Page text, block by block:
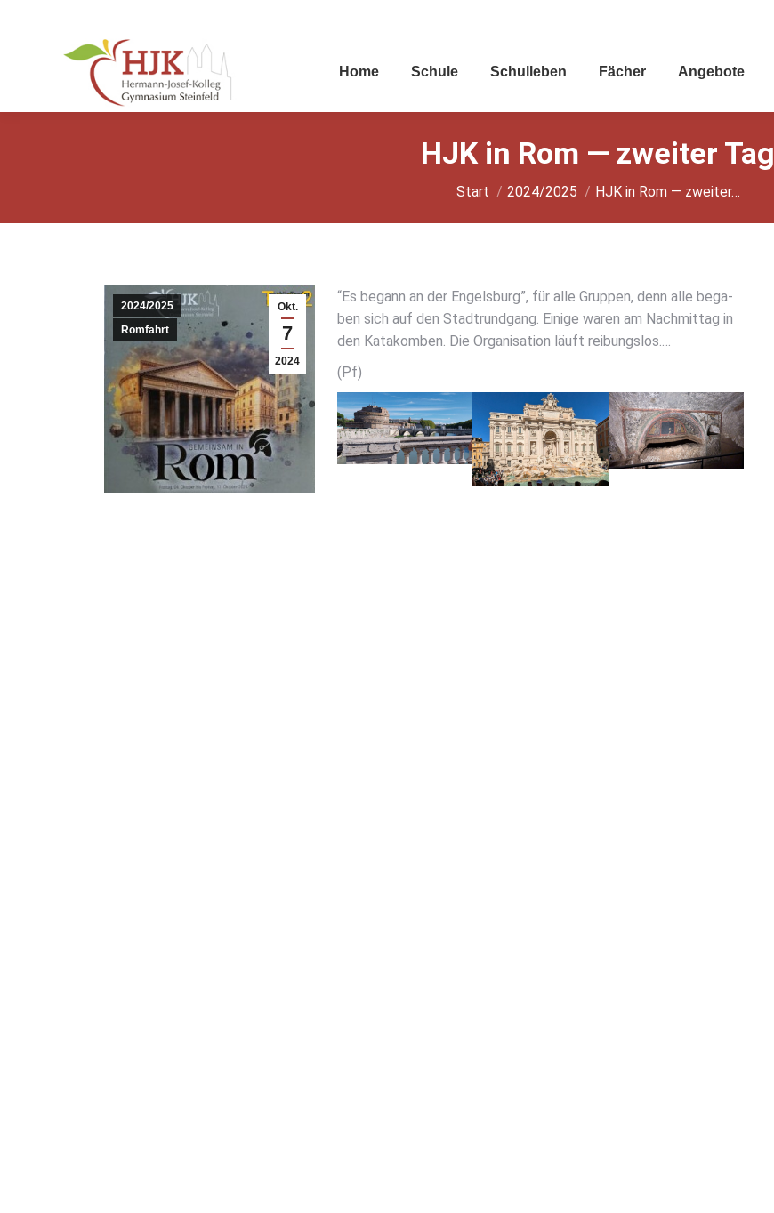
Home Schu­le Schul­le­ben Fächer Ange­bo­te
HJK in Rom — zwei­ter Tag
Sie befinden sich hier:
Start 2024/2025 HJK in Rom — zwei­ter…
Okt.
7
2024
2024/2025
Romfahrt
“Es begann an der Engels­burg”, für alle Grup­pen, denn alle bega­
ben sich auf den Stadt­rund­gang. Eini­ge waren am Nach­mit­tag in
den Kata­kom­ben. Die Orga­ni­sa­ti­on läuft rei­bungs­los.…
(Pf)